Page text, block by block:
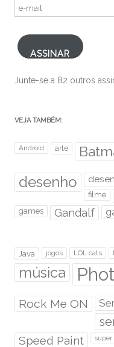
e-
ASSINAR
Junte-se a 82 outros
VEJA TAMBÉM:
Android arte
desenho
filme
games Gandalf
Java jogos LOL cats
música
Rock Me ON
Speed Paint